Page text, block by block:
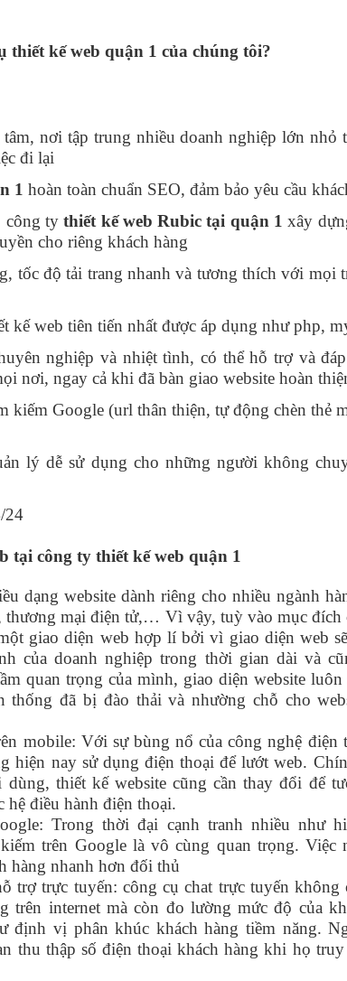
thiết kế web quận 1 của chúng tôi?
nơi tập trung nhiều doanh nghiệp lớn nhỏ
đi lại
1 hoàn toàn chuẩn SEO, đảm bảo yêu cầu
công tythiết kế web Rubic tại quận 1 xây
cho riêng khách hàng
tốc độ tải trang nhanh và tương thích với mọi
kế web tiên tiến nhất được áp dụng như php,
nghiệp và nhiệt tình, có thể hỗ trợ và
nơi, ngay cả khi đã bàn giao website hoàn
kiếm Google (url thân thiện, tự động chèn thẻ
lý dễ sử dụng cho những người không
24
tại công ty thiết kế web quận 1
dạng website dành riêng cho nhiều ngành
thương mại điện tử,… Vì vậy, tuỳ vào mục đích
giao diện web hợp lí bởi vì giao diện web
của doanh nghiệp trong thời gian dài và
quan trọng của mình, giao diện website
thống đã bị đào thải và nhường chỗ cho
mobile: Với sự bùng nổ của công nghệ điện
hiện nay sử dụng điện thoại để lướt web.
thiết kế website cũng cần thay đổi để
hệ điều hành điện thoại.
Trong thời đại cạnh tranh nhiều như
trên Google là vô cùng quan trọng. Việc
hàng nhanh hơn đối thủ
trợ trực tuyến: công cụ chat trực tuyến không
trên internet mà còn đo lường mức độ của
định vị phân khúc khách hàng tiềm năng.
thu thập số điện thoại khách hàng khi họ truy